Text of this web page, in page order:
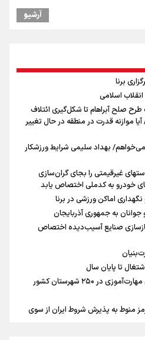
سیستم ناوبری امن هستیم
در روز خبرنگار : رسانه‌های خبری
را رقم زدند
پیش‌بینی قیمت طلا، سکه و دلار یکشنبه ۱۸ مرداد / دلار چه نقشه ای برای
آرشیو
برنا
اسلامی
صلح آبراهام تا شکل‌گیری ائتلاف
موازنه قدرت در منطقه در حال تغییر
بهداد سلیمی شرایط ورزشکار
غیرقیمتی را بجای گران‌سازی
خودرو به کدملی اختصاص یابد
اماکن ورزشی در برنا
به جمهوری آذربایجان
بازسازی صنایع آسیب‌دیده اختصاص
منوط به پذیرش شروط ایران از سوی